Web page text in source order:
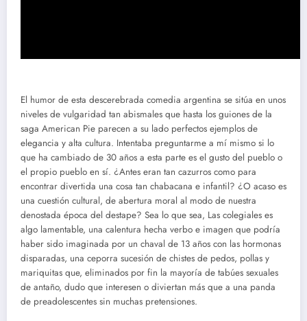
El humor de esta descerebrada comedia argentina se sitúa en unos
niveles de vulgaridad tan abismales que hasta los guiones de la
saga American Pie parecen a su lado perfectos ejemplos de
elegancia y alta cultura. Intentaba preguntarme a mí mismo si lo
que ha cambiado de 30 años a esta parte es el gusto del pueblo o
el propio pueblo en sí. ¿Antes eran tan cazurros como para
encontrar divertida una cosa tan chabacana e infantil? ¿O acaso es
una cuestión cultural, de abertura moral al modo de nuestra
denostada época del destape? Sea lo que sea, Las colegiales es
algo lamentable, una calentura hecha verbo e imagen que podría
haber sido imaginada por un chaval de 13 años con las hormonas
disparadas, una ceporra sucesión de chistes de pedos, pollas y
mariquitas que, eliminados por fin la mayoría de tabúes sexuales
de antaño, dudo que interesen o diviertan más que a una panda
de preadolescentes sin muchas pretensiones.